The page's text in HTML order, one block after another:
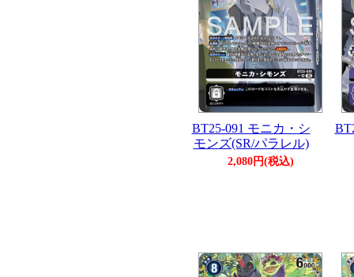
BT25-091 モニカ・シ
モンズ(SR/パラレル)
2,080円(税込)